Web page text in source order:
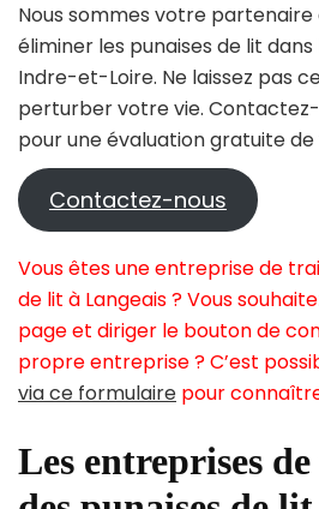
Nous sommes votre
éliminer les punaises de lit
Indre-et-Loire. Ne laissez pas
perturber votre vie. Contactez-
pour une évaluation gratuite
Contactez-nous
Vous êtes une entreprise de
de lit à Langeais ? Vous
page et diriger le bouton de
propre entreprise ? C’est
via ce formulaire pour
Les entreprises